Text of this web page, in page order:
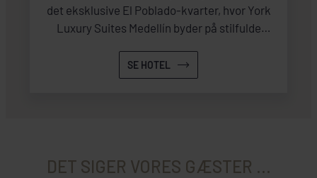
det eksklusive El Poblado-kvarter, hvor York
Luxury Suites Medellín byder på stilfulde
Medellín.
SE HOTEL
DET SIGER VORES GÆSTER ...